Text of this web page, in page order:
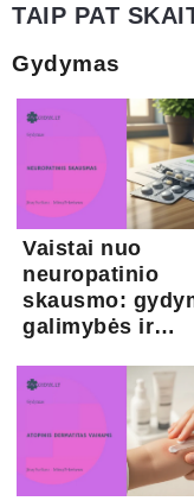
TAIP PAT
Gydymas
Vaistai nuo
neuropatinio
skausmo:
galimybės ir